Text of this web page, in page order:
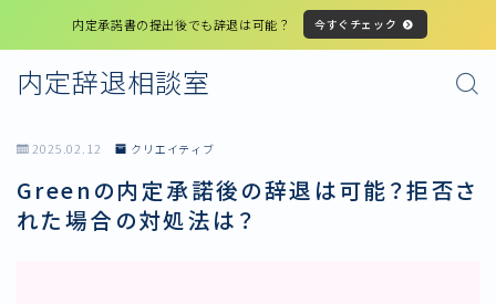
内定承諾書の提出後でも辞退は可能？ 今すぐチェック
内定辞退相談室
2025.02.12 クリエイティブ
Greenの内定承諾後の辞退は可能？拒否さ
れた場合の対処法は？